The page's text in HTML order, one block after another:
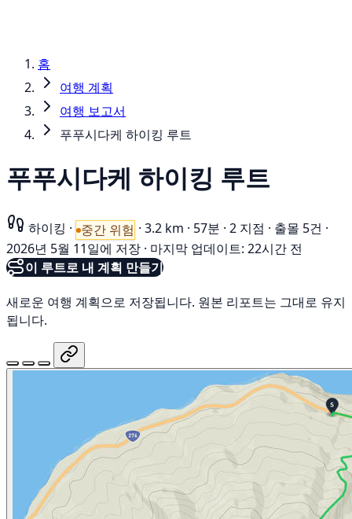
홈
여행 계획
여행 보고서
푸푸시다케 하이킹 루트
푸푸시다케 하이킹 루트
하이킹 · 중간 위험 · 3.2 km · 57분 · 2 지점 · 출몰 5건 ·
2026년 5월 11일에 저장 · 마지막 업데이트: 22시간 전
이 루트로 내 계획 만들기
새로운 여행 계획으로 저장됩니다. 원본 리포트는 그대로 유지
됩니다.